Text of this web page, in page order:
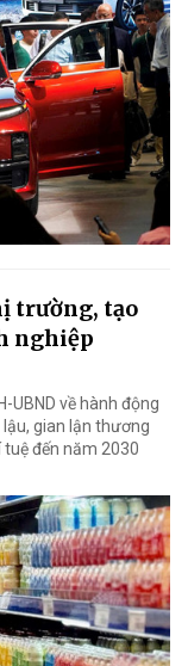
trường, tạo
nghiệp
UBND về hành động
gian lận thương
đến năm 2030